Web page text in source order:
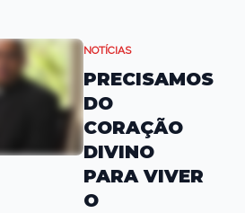
NOTÍCIAS
PRECISAMOS
DO
CORAÇÃO
DIVINO
PARA VIVER
O